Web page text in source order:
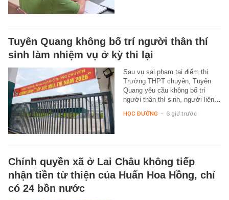
Tuyên Quang không bố trí người thân thí
sinh làm nhiệm vụ ở kỳ thi lại
Sau vụ sai phạm tại điểm thi
Trường THPT chuyên, Tuyên
Quang yêu cầu không bố trí
người thân thí sinh, người liên…
HỌC ĐƯỜNG - 6 giờ trước
Chính quyền xã ở Lai Châu không tiếp
nhận tiền từ thiện của Huấn Hoa Hồng, chỉ
có 24 bồn nước